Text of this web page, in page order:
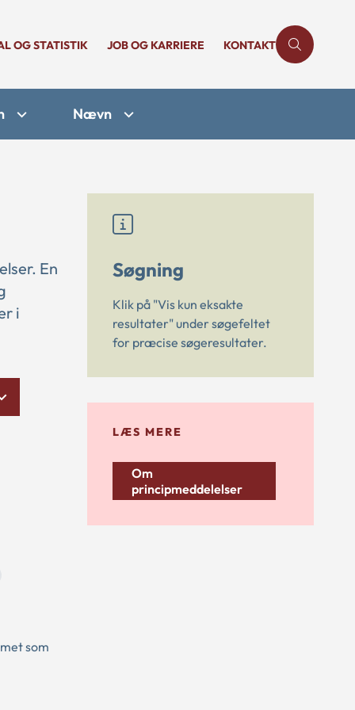
OG STATISTIK JOB OG KARRIERE KONTAKT
Nævn
En
i
som
Søgning
Klik på "Vis kun eksakte
resultater" under søgefeltet
for præcise søgeresultater.
LÆS MERE
Om
principmeddelelser